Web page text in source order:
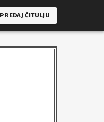
PREDAJ ČITULJU